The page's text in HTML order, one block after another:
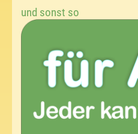
und sonst so